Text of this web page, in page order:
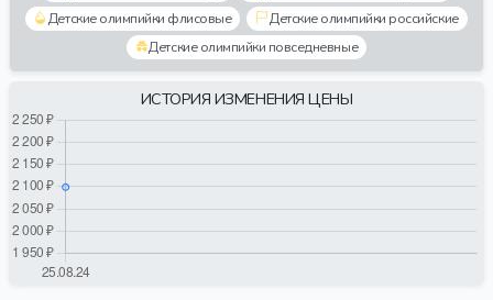
Детские олимпийки флисовые
Детские олимпийки российские
Детские олимпийки повседневные
ИСТОРИЯ ИЗМЕНЕНИЯ ЦЕНЫ